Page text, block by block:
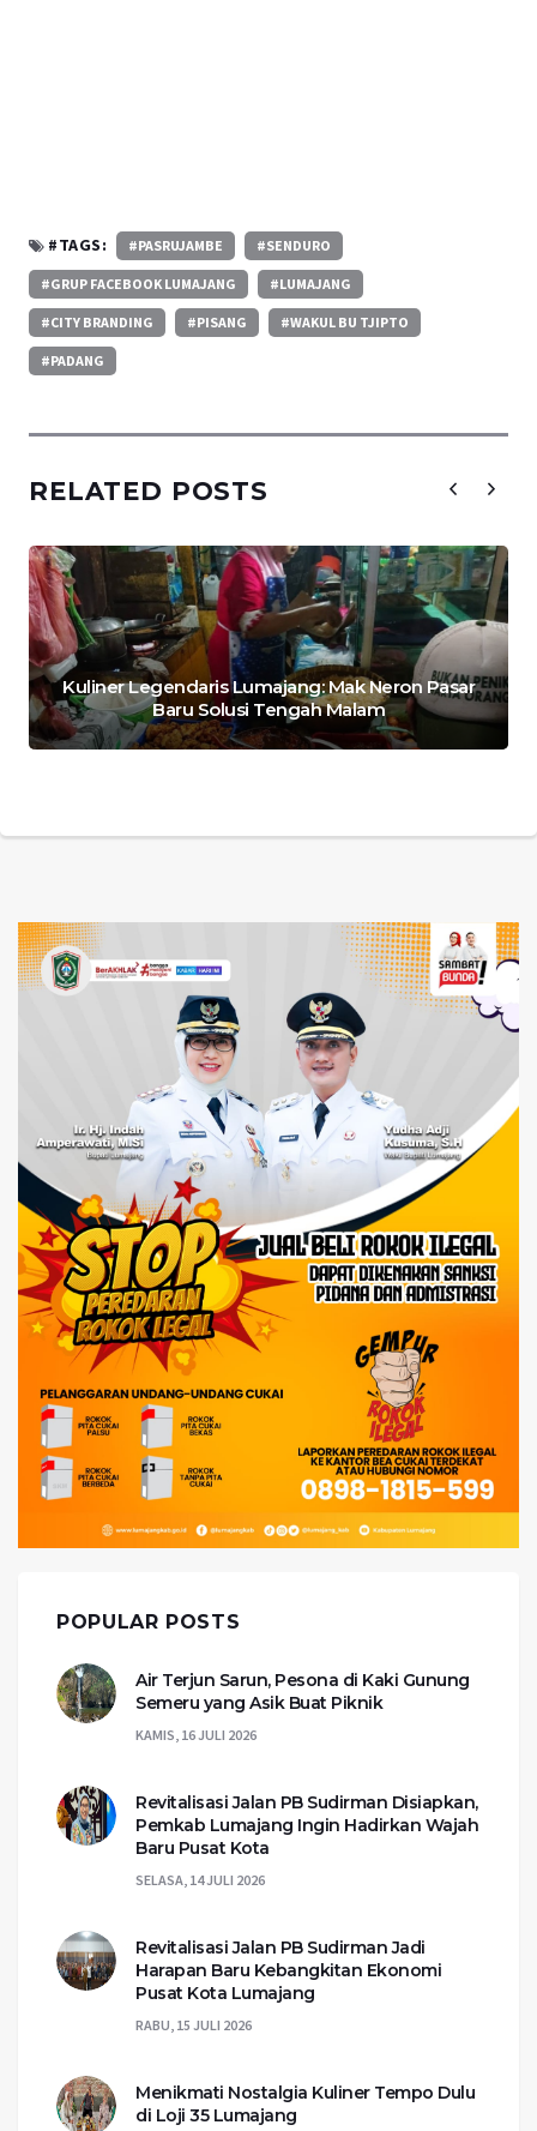
#TAGS: #PASRUJAMBE #SENDURO
#GRUP FACEBOOK LUMAJANG #LUMAJANG
#CITY BRANDING #PISANG #WAKUL BU TJIPTO
#PADANG
RELATED POSTS
Kuliner Legendaris Lumajang: Mak Neron Pasar
Baru Solusi Tengah Malam
POPULAR POSTS
Air Terjun Sarun, Pesona di Kaki Gunung
Semeru yang Asik Buat Piknik
KAMIS, 16 JULI 2026
Revitalisasi Jalan PB Sudirman Disiapkan,
Pemkab Lumajang Ingin Hadirkan Wajah
Baru Pusat Kota
SELASA, 14 JULI 2026
Revitalisasi Jalan PB Sudirman Jadi
Harapan Baru Kebangkitan Ekonomi
Pusat Kota Lumajang
RABU, 15 JULI 2026
Menikmati Nostalgia Kuliner Tempo Dulu
di Loji 35 Lumajang